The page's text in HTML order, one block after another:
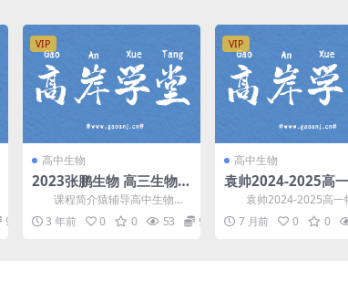
9.9
VIP
高中生物
2023张鹏生物 高三生物一
轮下篇秋季S班视频课程
课程简介猿辅导高中生物主
讲 张鹏2023年高考生物复习一轮
下篇秋季班，难度S...
3 年前 0 0 53 9.9
VIP
高中生物
袁帅2024-2025高
(上)清北S班(视频+
百度网盘分享
袁帅2024-2025高一
(上)清北S班(视频+讲义)
间：202...
7 月前 0 0